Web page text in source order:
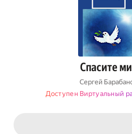
Спасите
Сергей
Доступен Виртуальный